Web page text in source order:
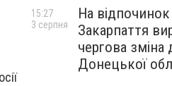
На
Закарпаття
чергова зміна
Донецької
15:27
3 серпня